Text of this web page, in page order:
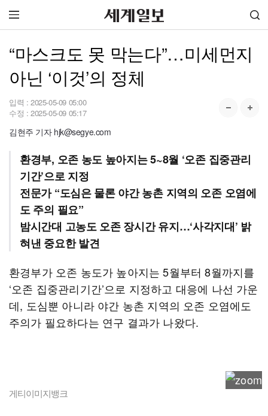
“마스크도 못 막는다”…미세먼지
아닌 ‘이것’의 정체
입력 : 2025-05-09 05:00
수정 : 2025-05-09 05:17
김현주 기자 hjk@segye.com
환경부, 오존 농도 높아지는 5~8월 ‘오존 집중관리
기간’으로 지정
전문가 “도심은 물론 야간 농촌 지역의 오존 오염에
도 주의 필요”
밤시간대 고농도 오존 장시간 유지…‘사각지대’ 밝
혀낸 중요한 발견
환경부가 오존 농도가 높아지는 5월부터 8월까지를
‘오존 집중관리기간’으로 지정하고 대응에 나선 가운
데, 도심뿐 아니라 야간 농촌 지역의 오존 오염에도
주의가 필요하다는 연구 결과가 나왔다.
게티이미지뱅크